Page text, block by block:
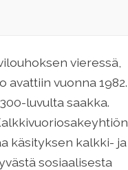
vieressä,
vuonna 1982.
luvulta saakka.
käsityksen kalkki- ja
sosiaalisesta